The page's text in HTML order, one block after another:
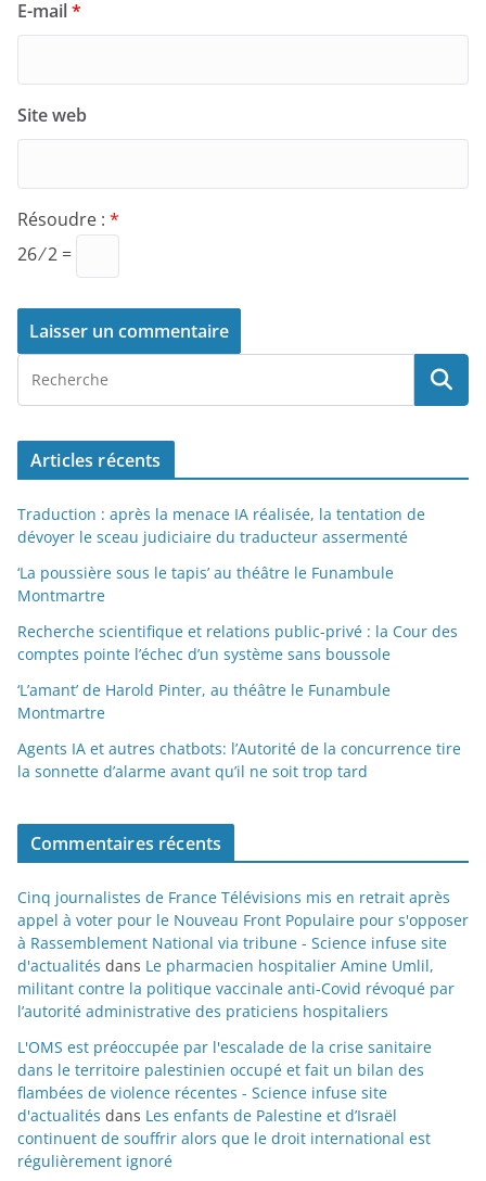
E-mail*
Site web
Résoudre : *
26 ⁄ 2 =
Articles récents
Traduction : après la menace IA réalisée, la tentation de
dévoyer le sceau judiciaire du traducteur assermenté
‘La poussière sous le tapis’ au théâtre le Funambule
Montmartre
Recherche scientifique et relations public-privé : la Cour des
comptes pointe l’échec d’un système sans boussole
‘L’amant’ de Harold Pinter, au théâtre le Funambule
Montmartre
Agents IA et autres chatbots: l’Autorité de la concurrence tire
la sonnette d’alarme avant qu’il ne soit trop tard
Commentaires récents
Cinq journalistes de France Télévisions mis en retrait après
appel à voter pour le Nouveau Front Populaire pour s'opposer
à Rassemblement National via tribune - Science infuse site
d'actualités dans Le pharmacien hospitalier Amine Umlil,
militant contre la politique vaccinale anti-Covid révoqué par
l’autorité administrative des praticiens hospitaliers
L'OMS est préoccupée par l'escalade de la crise sanitaire
dans le territoire palestinien occupé et fait un bilan des
flambées de violence récentes - Science infuse site
d'actualités dans Les enfants de Palestine et d’Israël
continuent de souffrir alors que le droit international est
régulièrement ignoré